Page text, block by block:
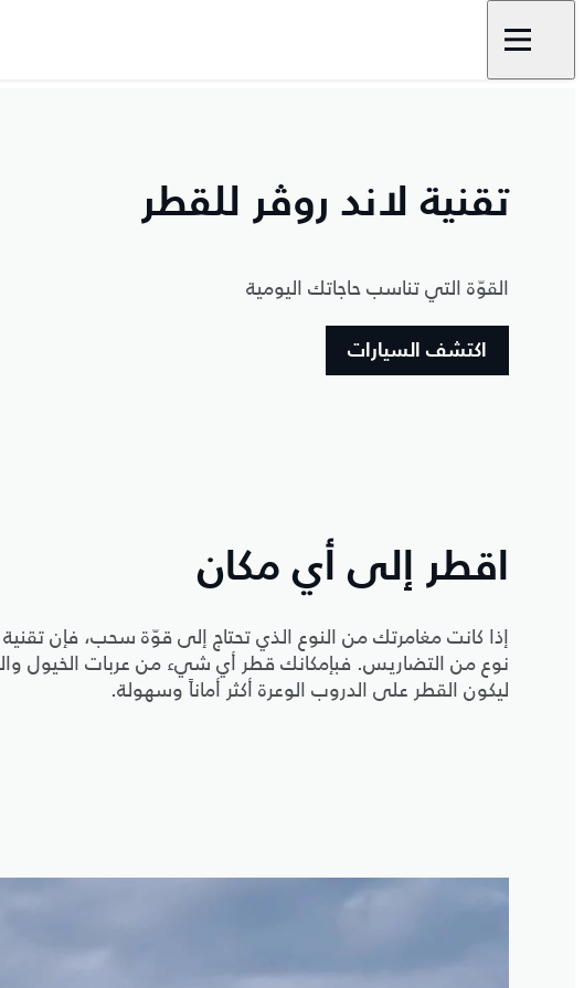
تقنية لاند روڤر للقطر
القوّة التي تناسب حاجاتك اليومية
اكتشف السيارات
اقطر إلى أي مكان
إذا كانت مغامرتك من النوع الذي تحتاج إلى قوّة سحب، فإن
نوع من التضاريس. فبإمكانك قطر أي شيء من عربات الخيول
ليكون القطر على الدروب الوعرة أكثر أماناً وسهولة.